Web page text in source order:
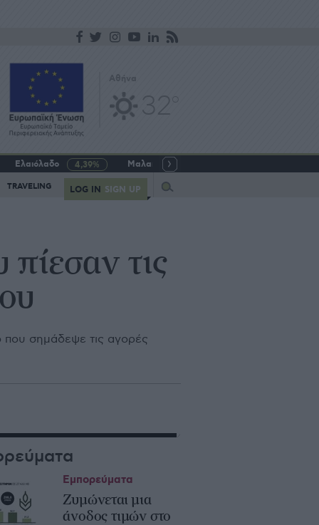
Ελαιόλαδο 4,39% Μαλακό σιτάρι
TRAVELING LOG IN SIGN UP
τις
που σημάδεψε τις αγορές
Ζυμώνεται μια
άνοδος τιμών στο
Εμπορεύματα